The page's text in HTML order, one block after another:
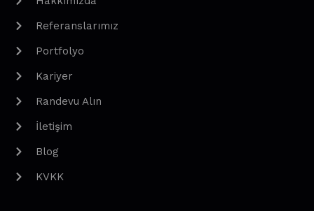
Referanslarımız
Portfolyo
Kariyer
Randevu Alın
İletişim
Blog
KVKK